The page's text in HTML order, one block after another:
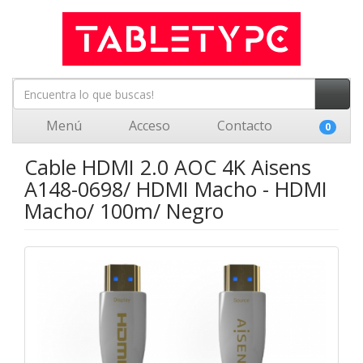
Menú Acceso Contacto 0
Cable HDMI 2.0 AOC 4K Aisens
A148-0698/ HDMI Macho - HDMI
Macho/ 100m/ Negro